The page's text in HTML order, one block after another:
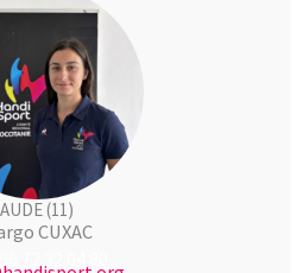
AUDE (11)
CUXAC